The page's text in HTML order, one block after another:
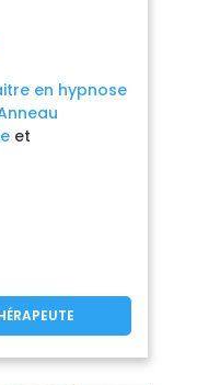
en hypnose